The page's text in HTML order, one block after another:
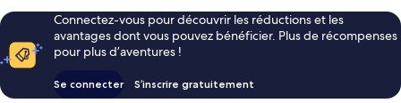
Connectez-vous pour découvrir les réductions et les
avantages dont vous pouvez bénéficier. Plus de récompenses
pour plus d’aventures !
Se connecter S’inscrire gratuitement